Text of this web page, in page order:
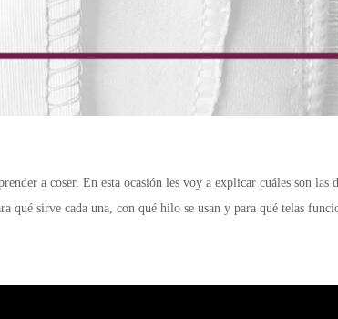
a coser. En esta ocasión les voy a explicar cuáles son las
qué sirve cada una, con qué hilo se usan y para qué telas